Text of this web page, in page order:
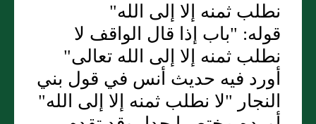
نطلب ثمنه إلا إلى الله"
قوله: "باب إذا قال الواقف لا
نطلب ثمنه إلا إلى الله تعالى"
أورد فيه حديث أنس في قول بني
النجار "لا نطلب ثمنه إلا إلى الله"